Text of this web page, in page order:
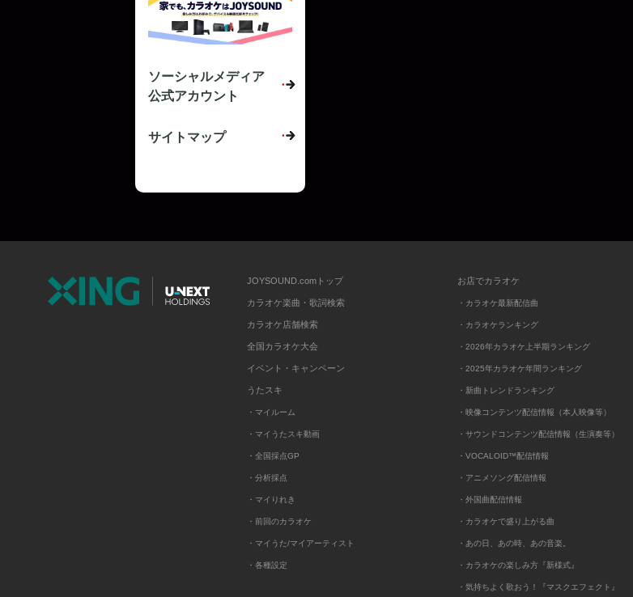
ソーシャルメディア
公式アカウント
サイトマップ
JOYSOUND.comトップ
カラオケ楽曲・歌詞検索
カラオケ店舗検索
全国カラオケ大会
イベント・キャンペーン
うたスキ
・マイルーム
・マイうたスキ動画
・全国採点GP
・分析採点
・マイりれき
・前回のカラオケ
・マイうた/マイアーティスト
・各種設定
お店でカラオケ
・カラオケ最新配信曲
・カラオケランキング
・2026年カラオケ上半期ランキング
・2025年カラオケ年間ランキング
・新曲トレンドランキング
・映像コンテンツ配信情報（本人映像等）
・サウンドコンテンツ配信情報（生演奏等）
・VOCALOID™配信情報
・アニメソング配信情報
・外国曲配信情報
・カラオケで盛り上がる曲
・あの日、あの時、あの音楽。
・カラオケの楽しみ方『新様式』
・気持ちよく歌おう！『マスクエフェクト』